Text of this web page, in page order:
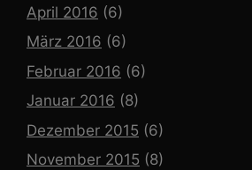
April 2016 (6)
März 2016 (6)
Februar 2016 (6)
Januar 2016 (8)
Dezember 2015 (6)
November 2015 (8)